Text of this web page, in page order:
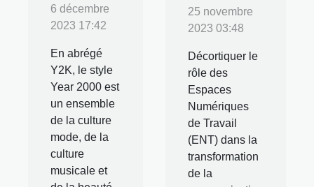
6 décembre
2023 17:42
En abrégé
Y2K, le style
Year 2000 est
un ensemble
de la culture
mode, de la
culture
musicale et
25 novembre
2023 03:48
Décortiquer le
rôle des
Espaces
Numériques
de Travail
(ENT) dans la
transformation
de la